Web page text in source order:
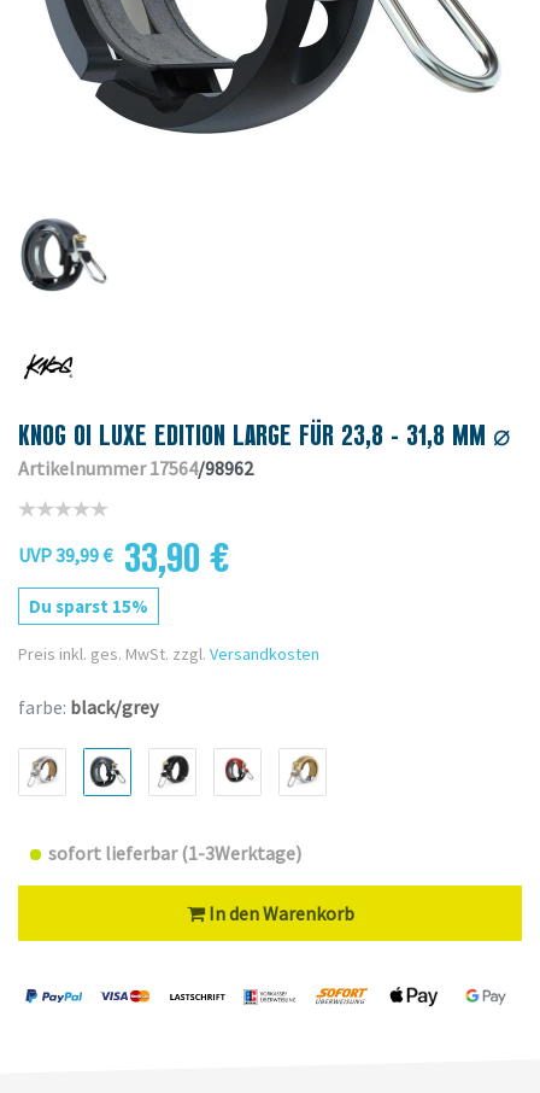
KNOG OI LUXE EDITION LARGE FÜR 23,8 - 31,8 MM ⌀
Artikelnummer 17564/98962
UVP 39,99 € 33,90 €
Du sparst 15%
Preis inkl. ges. MwSt. zzgl. Versandkosten
farbe: black/grey
sofort lieferbar (1-3Werktage)
In den Warenkorb